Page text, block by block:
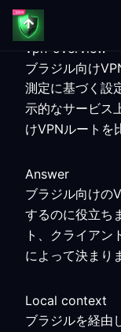
vpn-overview
ブラジル向け
測定に基づく設
示的なサービス
けVPNルートを
Answer
ブラジル向けの
するのに役立ち
ト、クライアン
によって決まり
Local context
ブラジルを経由